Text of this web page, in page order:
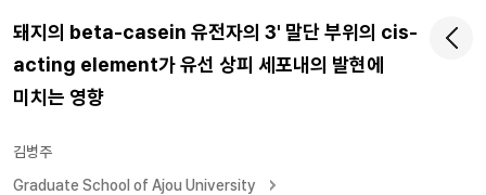
돼지의 beta-casein 유전자의 3' 말단 부위의 cis-
acting element가 유선 상피 세포내의 발현에
미치는 영향
김병주
Graduate School of Ajou University